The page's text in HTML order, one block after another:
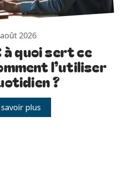
2026
à quoi sert ce
l’utiliser
?
savoir plus